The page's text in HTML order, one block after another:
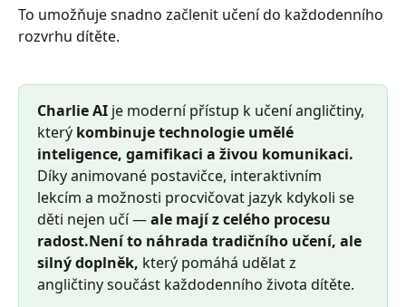
To umožňuje snadno začlenit učení do každodenního
rozvrhu dítěte.
Charlie AI je moderní přístup k učení angličtiny,
který kombinuje technologie umělé
inteligence, gamifikaci a živou komunikaci.
Díky animované postavičce, interaktivním
lekcím a možnosti procvičovat jazyk kdykoli se
děti nejen učí — ale mají z celého procesu
radost.Není to náhrada tradičního učení, ale
silný doplněk, který pomáhá udělat z
angličtiny součást každodenního života dítěte.